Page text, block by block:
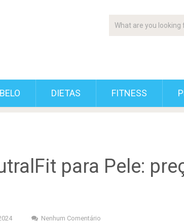
DIETAS FITNESS
para Pele:
Nenhum Comentário